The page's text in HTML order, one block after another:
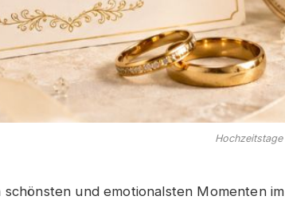
Hochzeitstage
und emotionalsten Momenten im